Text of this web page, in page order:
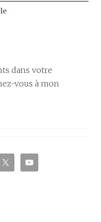
dans votre
vous à mon